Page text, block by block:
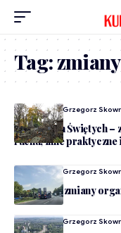
Tag:
Dodane PrzezGrzegorz
Wszystkich Świętych
ruchu, inne
Dodane PrzezGrzegorz
Od soboty zmiany
Dodane PrzezGrzegorz